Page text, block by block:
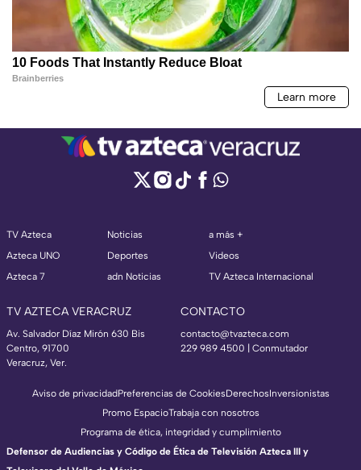
TV Azteca
Azteca UNO
Azteca 7
Noticias
Deportes
adn Noticias
a más +
Videos
TV Azteca Internacional
TV AZTECA VERACRUZ
Av. Salvador Díaz Mirón 630 Bis
Centro, 91700
Veracruz, Ver.
CONTACTO
contacto@tvazteca.com
229 989 4500 | Conmutador
Aviso de privacidadPreferencias de CookiesDerechosInversionistas
Promo EspacioTrabaja con nosotros
Programa de ética, integridad y cumplimiento
Defensor de Audiencias y Código de Ética de Televisión Azteca III y